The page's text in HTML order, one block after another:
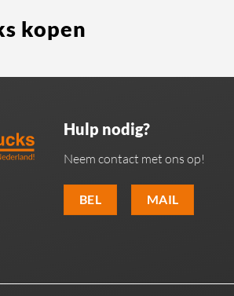
kopen
Hulp nodig?
Neem contact met ons op!
BEL MAIL